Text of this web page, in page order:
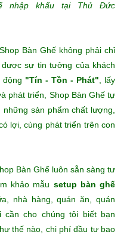
nhập khẩu tại Thủ Đức
Bàn Ghế không phải chỉ
sự tin tưởng của khách
động "Tín - Tồn - Phát", lấy
phát triển, Shop Bàn Ghế tự
sản phẩm chất lượng,
lợi, cùng phát triển trên con
Bàn Ghế luôn sẵn sàng tư
khảo mẫu setup bàn ghế
nhà hàng, quán ăn, quán
cần cho chúng tôi biết bạn
thế nào, chi phí đầu tư bao